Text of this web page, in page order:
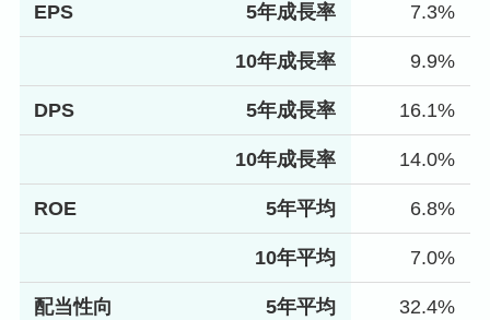
EPS 5年成長率 7.3%
10年成長率 9.9%
DPS 5年成長率 16.1%
10年成長率 14.0%
ROE 5年平均 6.8%
10年平均 7.0%
配当性向 5年平均 32.4%